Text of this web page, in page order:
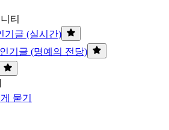
티
기글 (실시간)
기글 (명예의 전당)
묻기